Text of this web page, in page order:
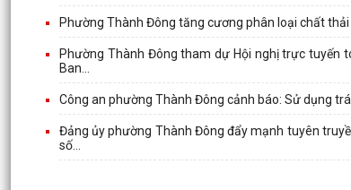
Phường Thành Đông tăng cương phân loại chất
Phường Thành Đông tham dự Hội nghị trực tuyến
Ban...
Công an phường Thành Đông cảnh báo: Sử dụng
Đảng ủy phường Thành Đông đẩy mạnh tuyên
số...